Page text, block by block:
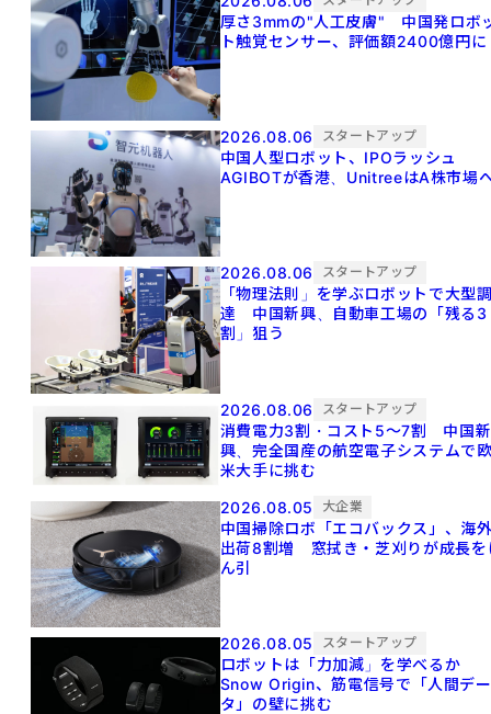
厚さ3mmの"人工皮膚" 中国発ロボ
ト触覚センサー、評価額2400億円に
2026.08.06 スタートアップ
中国人型ロボット、IPOラッシュ
AGIBOTが香港、UnitreeはA株市場
2026.08.06 スタートアップ
「物理法則」を学ぶロボットで大型
達 中国新興、自動車工場の「残る3
割」狙う
2026.08.06 スタートアップ
消費電力3割・コスト5〜7割 中国新
興、完全国産の航空電子システムで
米大手に挑む
2026.08.05
大企業
中国掃除ロボ「エコバックス」、海
出荷8割増 窓拭き・芝刈りが成長を
ん引
2026.08.05 スタートアップ
ロボットは「力加減」を学べるか
Snow Origin、筋電信号で「人間デー
タ」の壁に挑む